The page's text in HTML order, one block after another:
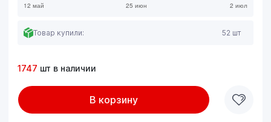
Товар купили: 52 шт
1747 шт в наличии
В корзину